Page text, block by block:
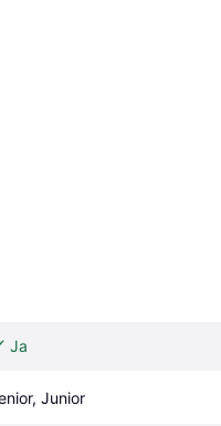
Ja
Junior